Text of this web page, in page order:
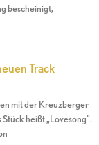
bescheinigt,
Track
mit der Kreuzberger
heißt „Lovesong“.